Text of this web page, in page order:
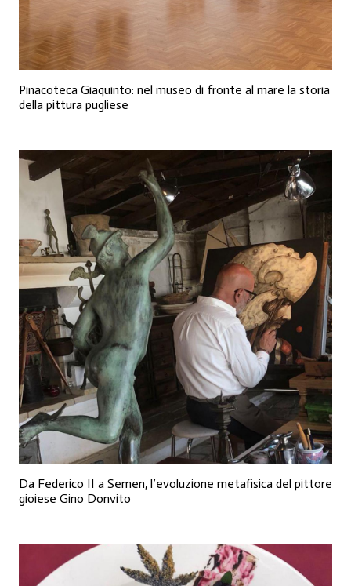
Pinacoteca Giaquinto: nel museo di fronte al mare la storia
della pittura pugliese
Da Federico II a Semen, l’evoluzione metafisica del pittore
gioiese Gino Donvito